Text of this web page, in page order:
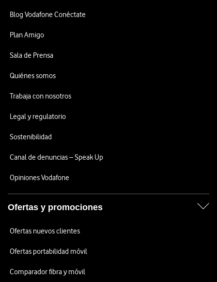
Blog Vodafone Conéctate
Plan Amigo
Sala de Prensa
Quiénes somos
Trabaja con nosotros
Legal y regulatorio
Sostenibilidad
Canal de denuncias – Speak Up
Opiniones Vodafone
Ofertas y promociones
Ofertas nuevos clientes
Ofertas portabilidad móvil
Comparador fibra y móvil